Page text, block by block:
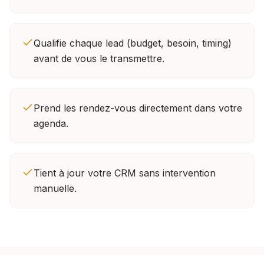
Qualifie chaque lead (budget, besoin, timing)
avant de vous le transmettre.
Prend les rendez-vous directement dans votre
agenda.
Tient à jour votre CRM sans intervention
manuelle.